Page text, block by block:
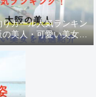
りガール人気ランキン
の美人・可愛い美女を
厳選紹介